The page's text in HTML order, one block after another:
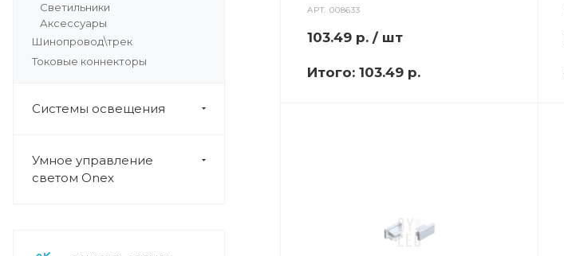
Светильники
Аксессуары
Шинопровод\трек
Токовые коннекторы
Системы освещения
Умное управление
светом Onex
АРТ.008633
103.49 р. / шт
Итого: 103.49 р.